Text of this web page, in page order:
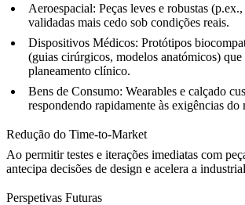
Aeroespacial: Peças leves e robustas
validadas mais cedo sob condições reais.
Dispositivos Médicos: Protótipos
(guias cirúrgicos, modelos anatómicos)
planeamento clínico.
Bens de Consumo: Wearables e calçado
respondendo rapidamente às exigências do
Redução do Time-to-Market
Ao permitir testes e iterações imediatas com
antecipa decisões de design e acelera a
Perspetivas Futuras